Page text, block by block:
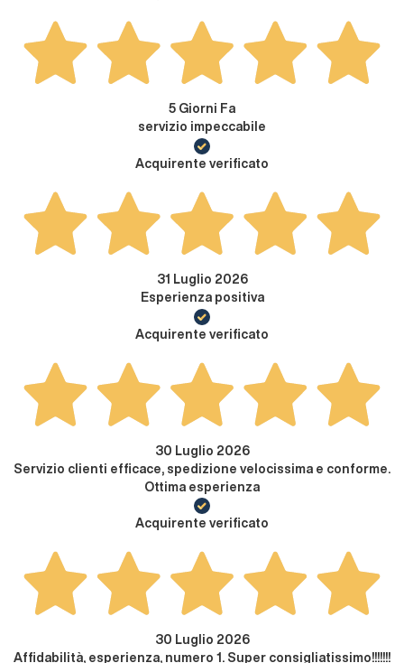
5 Giorni Fa
servizio impeccabile
Acquirente verificato
31 Luglio 2026
Esperienza positiva
Acquirente verificato
30 Luglio 2026
Servizio clienti efficace, spedizione velocissima e conforme.
Ottima esperienza
Acquirente verificato
30 Luglio 2026
Affidabilità, esperienza, numero 1. Super consigliatissimo!!!!!!!